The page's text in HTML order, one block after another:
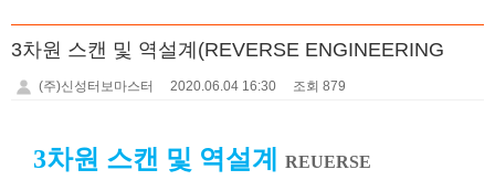
3차원 스캔 및 역설계(REVERSE ENGINEERING
(주)신성터보마스터 2020.06.04 16:30 조회 879
3차원 스캔 및 역설계
REUERSE